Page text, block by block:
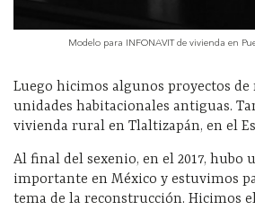
Modelo para INFONAVIT de vivienda en
Luego hicimos algunos proyectos
unidades habitacionales antiguas.
vivienda rural en Tlaltizapán, en el
Al final del sexenio, en el 2017, hubo
importante en México y estuvimos
tema de la reconstrucción. Hicimos